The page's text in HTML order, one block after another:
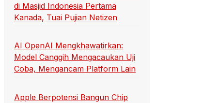
di Masjid Indonesia Pertama
Kanada, Tuai Pujian Netizen
AI OpenAI Mengkhawatirkan:
Model Canggih Mengacaukan Uji
Coba, Mengancam Platform Lain
Apple Berpotensi Bangun Chip